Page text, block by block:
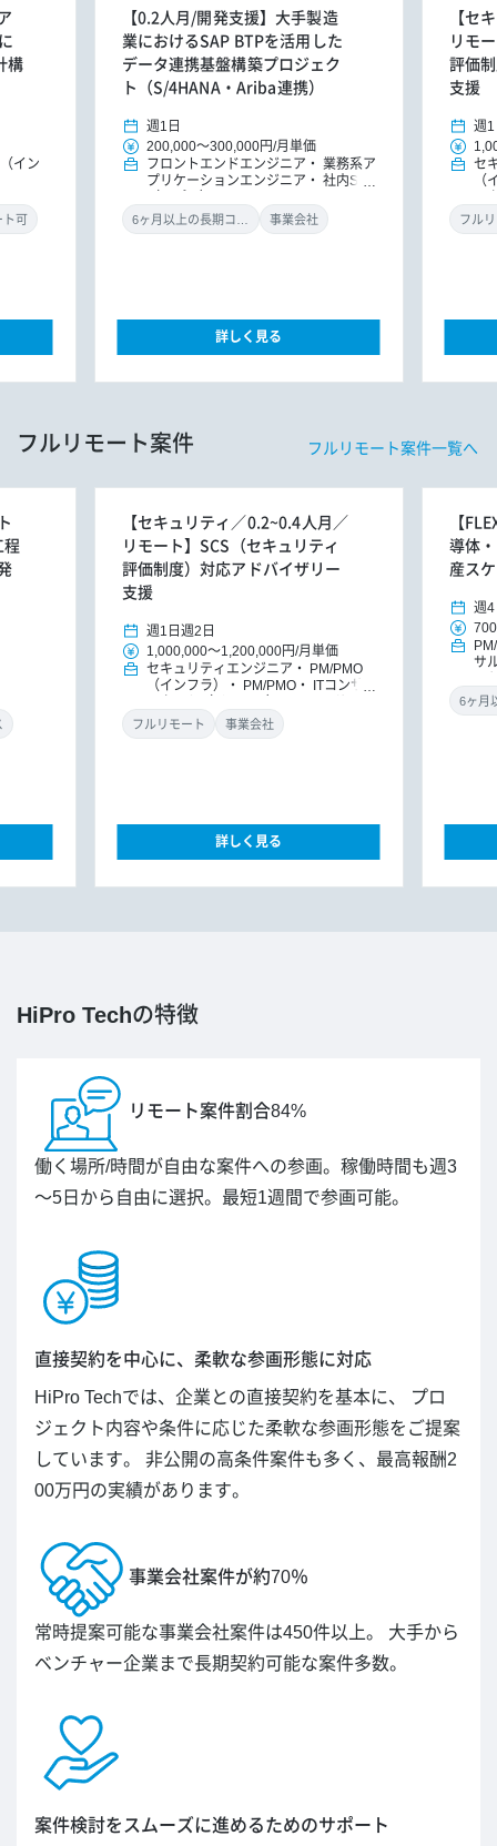
構
イン
ト可
【0.2人月/開発支援】大手製造
業におけるSAP BTPを活用した
データ連携基盤構築プロジェク
ト（S/4HANA・Ariba連携）
週1日
200,000～300,000円/月単価
フロントエンドエンジニア
業務系ア
プリケーションエンジニア
社内SE
事業会社
詳しく見る
【セ
リモ
評価
支援
週1
セ
（
ン
フル
フルリモート案件 フルリモート案件一覧へ
程
【セキュリティ／0.2~0.4人月／
リモート】SCS（セキュリティ
評価制度）対応アドバイザリー
支援
週1日 週2日
1,000,000～1,200,000円/月単価
セキュリティエンジニア
PM/PMO
（インフラ）
PM/PMO
ITコンサ
ント
DXコンサルタント
フルリモート 事業会社
詳しく見る
【
導体
産ス
週4
サ
HiPro Techの特徴
リモート案件割合84%
働く場所/時間が自由な案件への参画。稼働時間も週3
～5日から自由に選択。最短1週間で参画可能。
直接契約を中心に、柔軟な参画形態に対応
HiPro Techでは、企業との直接契約を基本に、 プロ
ジェクト内容や条件に応じた柔軟な参画形態をご提案
しています。 非公開の高条件案件も多く、最高報酬2
00万円の実績があります。
事業会社案件が約70％
常時提案可能な事業会社案件は450件以上。 大手から
ベンチャー企業まで長期契約可能な案件多数。
案件検討をスムーズに進めるためのサポート